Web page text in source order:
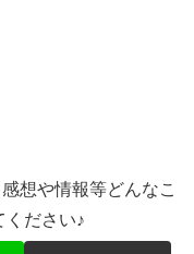
想や情報等どんなこ
ください♪